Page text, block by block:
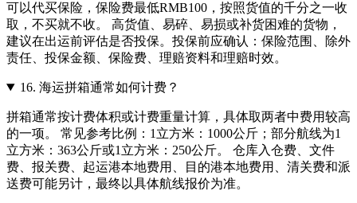
可以代买保险，保险费最低RMB100，按照货值的千分之一收
取，不买就不收。 高货值、易碎、易损或补货困难的货物，
建议在出运前评估是否投保。投保前应确认：保险范围、除外
责任、投保金额、保险费、理赔资料和理赔时效。
16. 海运拼箱通常如何计费？
拼箱通常按计费体积或计费重量计算，具体取两者中费用较高
的一项。 常见参考比例：1立方米：1000公斤；部分航线为1
立方米：363公斤或1立方米：250公斤。 仓库入仓费、文件
费、报关费、起运港本地费用、目的港本地费用、清关费和派
送费可能另计，最终以具体航线报价为准。